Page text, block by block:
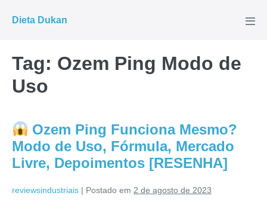
para
conteúdo
Dieta Dukan
Tag: Ozem Ping Modo de
Uso
Ozem Ping Funciona Mesmo?
Modo de Uso, Fórmula, Mercado
Livre, Depoimentos [RESENHA]
reviewsindustriais | Postado em 2 de agosto de 2023